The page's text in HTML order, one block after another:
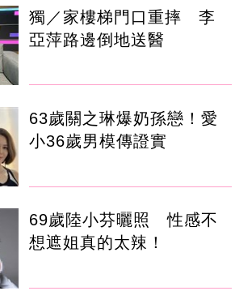
獨／家樓梯門口重摔 李
亞萍路邊倒地送醫
63歲關之琳爆奶孫戀！愛
小36歲男模傳證實
69歲陸小芬曬照 性感不
想遮姐真的太辣！